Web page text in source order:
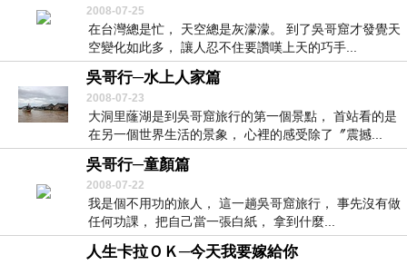
2008-07-25
在台灣總是忙， 天空總是灰濛濛。 到了吳哥窟才發覺天
空變化如此多， 讓人忍不住要讚嘆上天的巧手...
吳哥行─水上人家篇
2008-07-23
大洞里蕯湖是到吳哥窟旅行的第一個景點， 首站看的是
在另一個世界生活的景象， 心裡的感受除了〞震撼...
吳哥行─童顏篇
2008-07-22
我是個不用功的旅人， 這一趟吳哥窟旅行， 事先沒有做
任何功課， 把自己當一張白紙， 拿到什麼...
人生卡拉ＯＫ─今天我要嫁給你